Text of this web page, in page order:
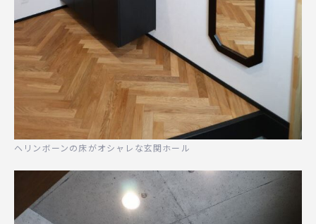
ヘリンボーンの床がオシャレな玄関ホール